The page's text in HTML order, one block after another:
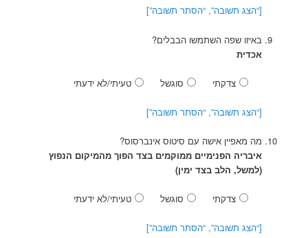
[“הצג תשובה”, “הסתר תשובה”]
באיזו שפה השתמשו הבבלים?
אכדית
צדקתי סוגשל טעיתי/לא ידעתי
[“הצג תשובה”, “הסתר תשובה”]
מה מאפיין אישה עם סיטוס אינברסוס?
איבריה הפנימיים ממוקמים בצד הפוך מהמיקום הנפוץ
(למשל, הלב בצד ימין)
צדקתי סוגשל טעיתי/לא ידעתי
[“הצג תשובה”, “הסתר תשובה”]